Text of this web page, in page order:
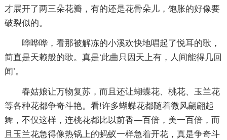
才展开了两三朵花瓣，有的还是花骨朵儿，饱胀的好像要
破裂似的。
哗哗哗，看那被解冻的小溪欢快地唱起了悦耳的歌，
简直是天赖般的歌。真是‘此曲只因天上有，人间能得几回
闻’。
春姑娘让万物复苏，而且还让蝴蝶花、桃花、玉兰花
等各种花都争奇斗艳。看!许多蝴蝶花都随着微风翩翩起
舞，不仅这样，连桃花都比以前香—百倍，美一百倍，而
且玉兰花急得像热锅上的蚂蚁一样急着开花，真是争奇斗